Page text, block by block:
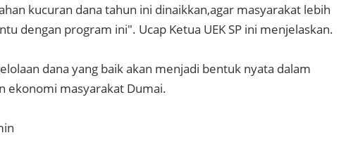
kucuran dana tahun ini dinaikkan,agar masyarakat lebih
dengan program ini". Ucap Ketua UEK SP ini menjelaskan.
dana yang baik akan menjadi bentuk nyata dalam
ekonomi masyarakat Dumai.